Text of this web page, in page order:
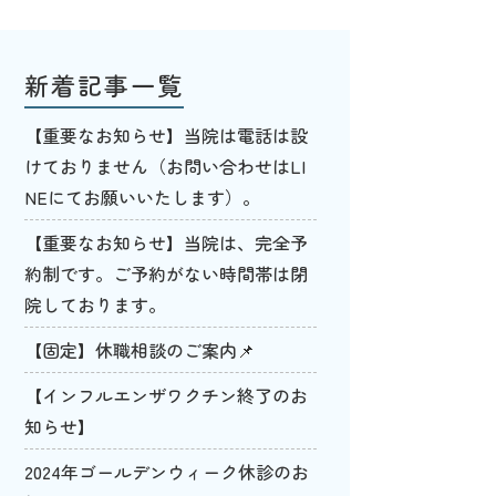
新着記事一覧
【重要なお知らせ】当院は電話は設
けておりません（お問い合わせはLI
NEにてお願いいたします）。
【重要なお知らせ】当院は、完全予
約制です。ご予約がない時間帯は閉
院しております。
【固定】休職相談のご案内📌
【インフルエンザワクチン終了のお
知らせ】
2024年ゴールデンウィーク休診のお